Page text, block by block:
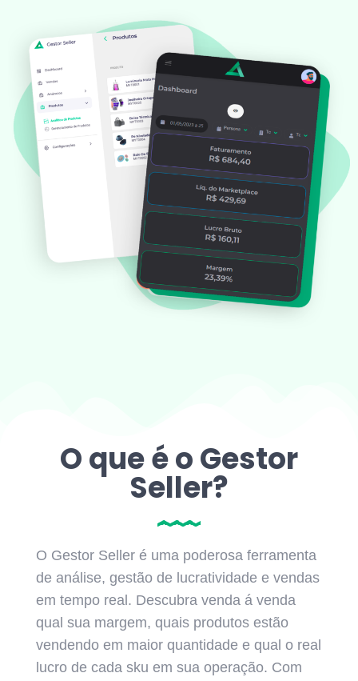
O que é o Gestor
Seller?
O Gestor Seller é uma poderosa ferramenta
de análise, gestão de lucratividade e vendas
em tempo real. Descubra venda á venda
qual sua margem, quais produtos estão
vendendo em maior quantidade e qual o real
lucro de cada sku em sua operação. Com